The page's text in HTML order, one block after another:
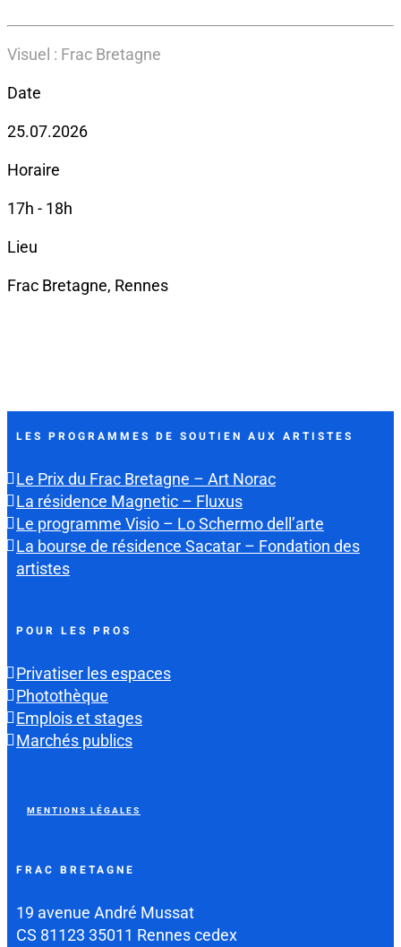
Visuel : Frac Bretagne
Date
25.07.2026
Horaire
17h - 18h
Lieu
Frac Bretagne, Rennes
LES PROGRAMMES DE SOUTIEN AUX ARTISTES
Le Prix du Frac Bretagne – Art Norac
La résidence Magnetic – Fluxus
Le programme Visio – Lo Schermo dell’arte
La bourse de résidence Sacatar – Fondation des
artistes
POUR LES PROS
Privatiser les espaces
Photothèque
Emplois et stages
Marchés publics
MENTIONS LÉGALES
FRAC BRETAGNE
19 avenue André Mussat
CS 81123 35011 Rennes cedex